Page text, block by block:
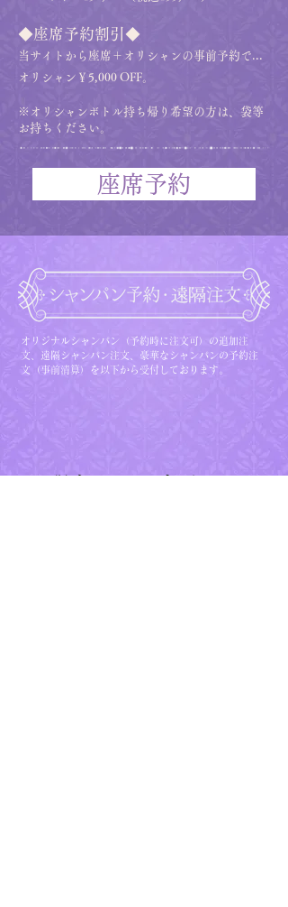
◆座席予約割引◆
当サイトから座席＋オリシャンの事前予約で...
オリシャン ￥5,000 OFF。
​​​​​​​※オリシャンボトル持ち帰り希望の方は、袋等
お持ちください。​
座席予約
オリジナルシャンパン（予約時に注文可）の追加注
文、遠隔シャンパン注文、豪華なシャンパンの予約注
文（事前清算）を以下から受付しております。